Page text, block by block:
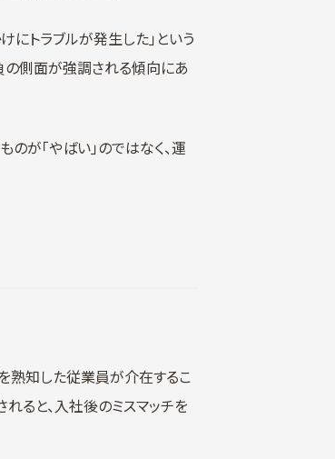
にトラブルが発生した」という
の側面が強調される傾向にあ
が「やばい」のではなく、運
熟知した従業員が介在するこ
ると、入社後のミスマッチを